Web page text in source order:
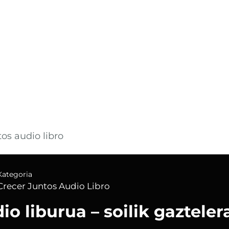
audio libro
Juntos Audio Libro
liburua – soilik